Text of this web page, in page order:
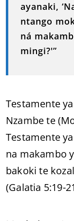
ayanaki,
ntango
ná
mingi?'”
Testamente
Nzambe te
Testamente
na makambo
bakoki te
(Galatia 5:19-